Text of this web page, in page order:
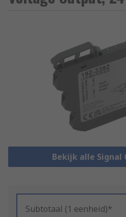
Bekijk alle Signal
Subtotaal (1 eenheid)*